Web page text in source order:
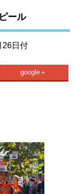
ール
日付
google＋